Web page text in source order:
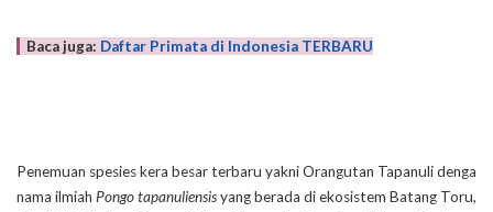
Baca juga: Daftar Primata di Indonesia TERBARU
Penemuan spesies kera besar terbaru yakni Orangutan Tapanuli denga
nama ilmiah Pongo tapanuliensisyang berada di ekosistem Batang Toru,